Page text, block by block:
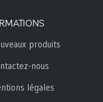
produits
nous
légales